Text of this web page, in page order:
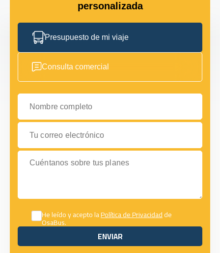
personalizada
Presupuesto de mi viaje
Consulta comercial
Nombre completo
Tu correo electrónico
Cuéntanos sobre tus planes
He leído y acepto laPolítica de Privacidadde
OsaBus.
ENVIAR
ENVIAR